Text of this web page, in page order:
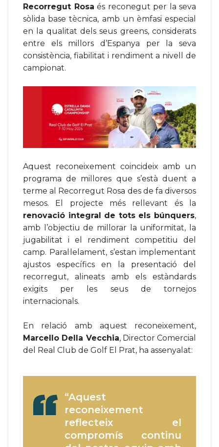
Recorregut Rosa és reconegut per la seva
sòlida base tècnica, amb un èmfasi especial
en la qualitat dels seus greens, considerats
entre els millors d’Espanya per la seva
consistència, fiabilitat i rendiment a nivell de
campionat.
Aquest reconeixement coincideix amb un
programa de millores que s’està duent a
terme al Recorregut Rosa des de fa diversos
mesos. El projecte més rellevant és la
renovació integral de tots els búnquers,
amb l’objectiu de millorar la uniformitat, la
jugabilitat i el rendiment competitiu del
camp. Paral·lelament, s’estan implementant
ajustos específics en la presentació del
recorregut, alineats amb els estàndards
exigits per les seus de tornejos
internacionals.
En relació amb aquest reconeixement,
Marcello Della Vecchia, Director Comercial
del Real Club de Golf El Prat, ha assenyalat:
“Aquest
reconeixement
reflecteix el
compromís continu